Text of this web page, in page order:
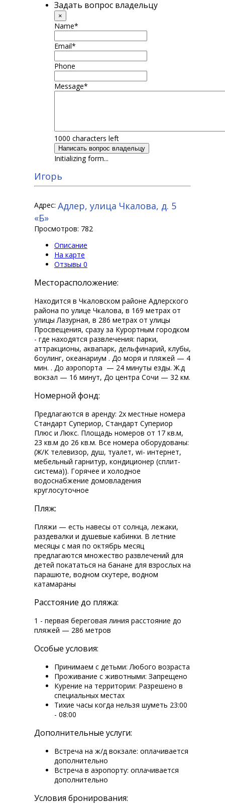
Задать вопрос владельцу
×
Name*
Email*
Phone
Message*
1000 characters left
Написать вопрос владельцу
Initializing form...
Игорь
Адрес: Адлер, улица Чкалова, д. 5
«Б»
Просмотров: 782
Описание
На карте
Отзывы 0
Месторасположение:
Находится в Чкаловском районе Адлерского
района по улице Чкалова, в 169 метрах от
улицы Лазурная, в 286 метрах от улицы
Просвещения, сразу за Курортным городком
- где находятся развлечения: парки,
аттракционы, аквапарк, дельфинарий, клубы,
боулинг, океанариум . До моря и пляжей — 4
мин. . До аэропорта — 24 минуты езды. Ж.д
вокзал — 16 минут, До центра Сочи — 32 км.
Номерной фонд:
Предлагаются в аренду: 2х местные номера
Стандарт Супериор, Стандарт Супериор
Плюс и Люкс. Площадь номеров от 17 кв.м,
23 кв.м до 26 кв.м. Все номера оборудованы:
(Ж/К телевизор, душ, туалет, wi-fi интернет,
мебельный гарнитур, кондиционер (сплит-
система)). Горячее и холодное
водоснабжение домовладения
круглосуточное
Пляж:
Пляжи — есть навесы от солнца, лежаки,
раздевалки и душевые кабинки. В летние
месяцы с мая по октябрь месяц
предлагаются множество развлечений для
детей покататься на банане для взрослых на
парашюте, водном скутере, водном
катамараны
Расстояние до пляжа:
1 - первая береговая линия расстояние до
пляжей — 286 метров
Особые условия:
Принимаем с детьми: Любого возраста
Проживание с животными: Запрещено
Курение на территории: Разрешено в
специальных местах
Тихие часы когда нельзя шуметь 23:00
- 08:00
Дополнительные услуги:
Встреча на ж/д вокзале: оплачивается
дополнительно
Встреча в аэропорту: оплачивается
дополнительно
Условия бронирования: